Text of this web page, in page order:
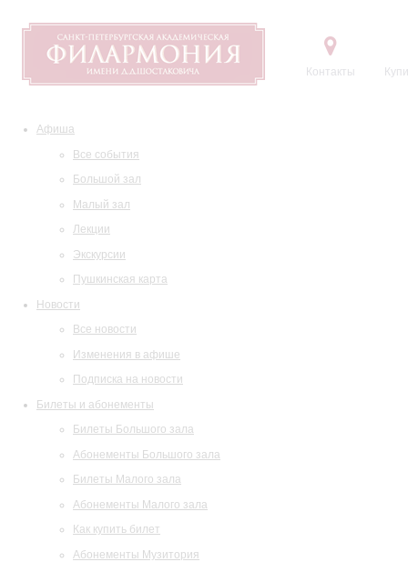
Контакты
Афиша
Все события
Большой зал
Малый зал
Лекции
Экскурсии
Пушкинская карта
Новости
Все новости
Изменения в афише
Подписка на новости
Билеты и абонементы
Билеты Большого зала
Абонементы Большого зала
Билеты Малого зала
Абонементы Малого зала
Как купить билет
Абонементы Музитория